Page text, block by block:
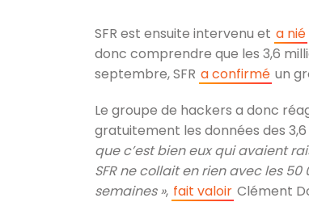
SFR est ensuite intervenu et a nié
donc comprendre que les 3,6
septembre, SFR a confirmé un
Le groupe de hackers a donc
gratuitement les données des
que c’est bien eux qui avaient
SFR ne collait en rien avec les
semaines », fait valoir Clément